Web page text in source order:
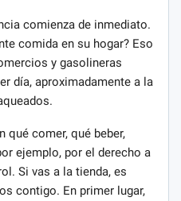
comienza de inmediato.
comida en su hogar? Eso
y gasolineras
día, aproximadamente a la
qué comer, qué beber,
ejemplo, por el derecho a
Si vas a la tienda, es
contigo. En primer lugar,